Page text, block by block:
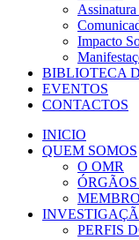
Impacto
BIBLIOTECA
EVENTOS
CONTACTOS
INICIO
QUEM SOMOS
O OMR
PERFIS